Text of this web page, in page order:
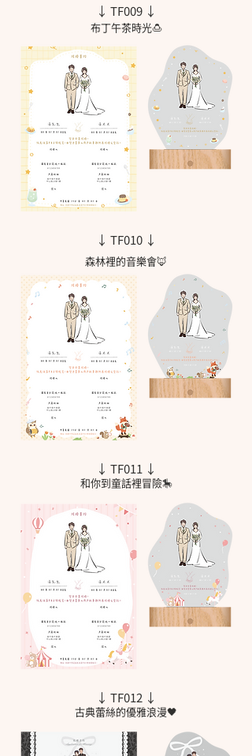
↓ TF009 ↓
布丁午茶時光🍮
↓ TF010 ↓
森林裡的音樂會🦊
↓ TF011 ↓
和你到童話裡冒險🎠
↓ TF012 ↓
古典蕾絲的優雅浪漫🖤